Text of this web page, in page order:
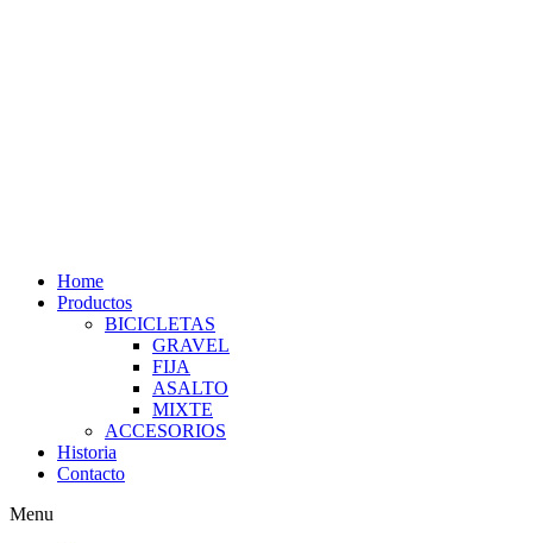
Home
Productos
BICICLETAS
GRAVEL
FIJA
ASALTO
MIXTE
ACCESORIOS
Historia
Contacto
Menu